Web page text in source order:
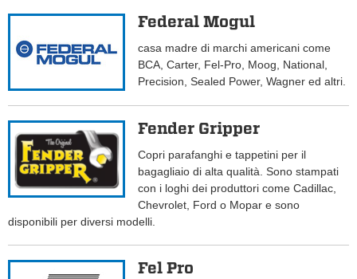
Federal Mogul
casa madre di marchi americani come
BCA, Carter, Fel-Pro, Moog, National,
Precision, Sealed Power, Wagner ed altri.
Fender Gripper
Copri parafanghi e tappetini per il
bagagliaio di alta qualità. Sono stampati
con i loghi dei produttori come Cadillac,
Chevrolet, Ford o Mopar e sono
disponibili per diversi modelli.
Fel Pro